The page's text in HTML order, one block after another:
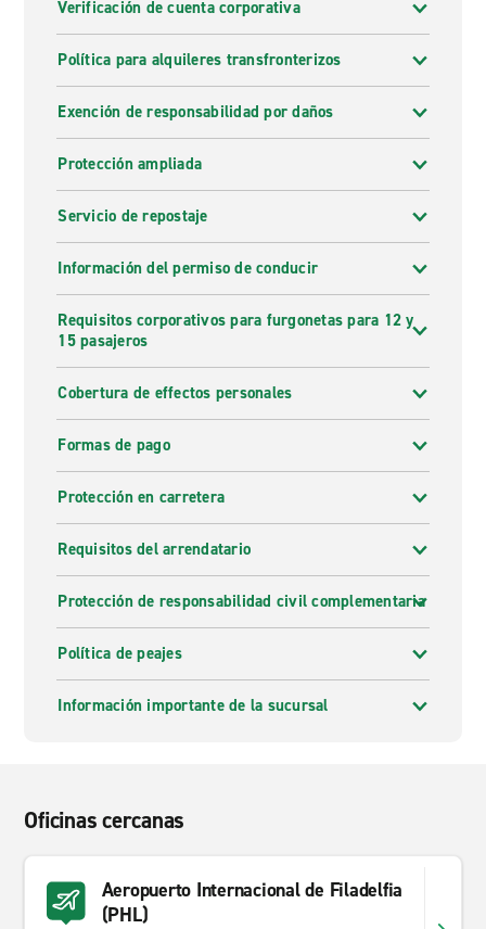
Verificación de cuenta corporativa
Política para alquileres transfronterizos
Exención de responsabilidad por daños
Protección ampliada
Servicio de repostaje
Información del permiso de conducir
Requisitos corporativos para furgonetas para 12 y
15 pasajeros
Cobertura de effectos personales
Formas de pago
Protección en carretera
Requisitos del arrendatario
Protección de responsabilidad civil complementaria
Política de peajes
Información importante de la sucursal
Oficinas cercanas
Aeropuerto Internacional de Filadelfia
(PHL)